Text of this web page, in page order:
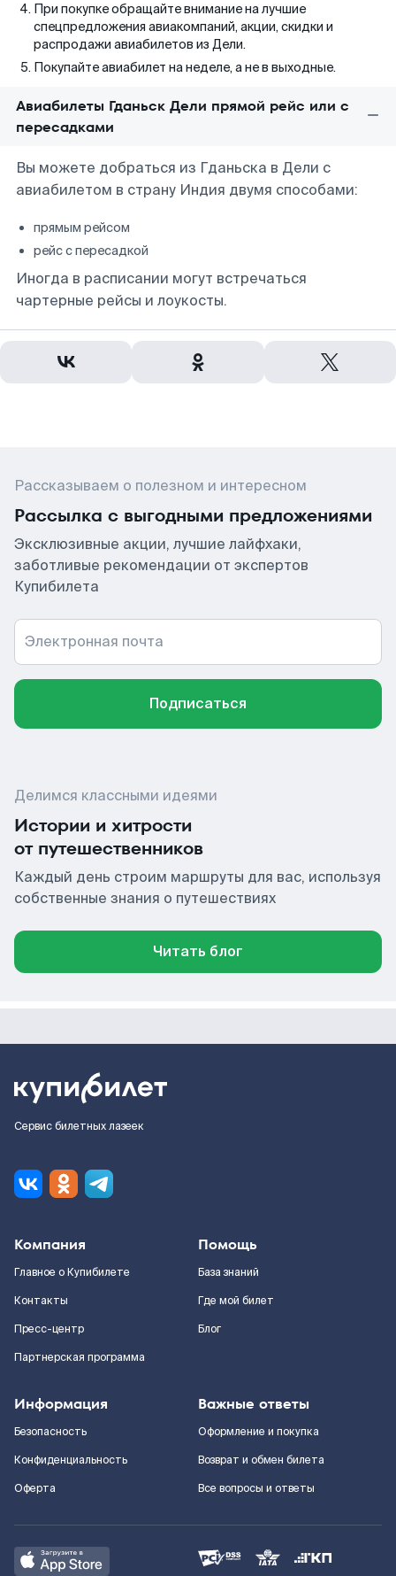
При покупке обращайте внимание на лучшие
спецпредложения авиакомпаний, акции, скидки и
распродажи авиабилетов из Дели.
Покупайте авиабилет на неделе, а не в выходные.
Авиабилеты Гданьск Дели прямой рейс или с
пересадками
Вы можете добраться из Гданьска в Дели с
авиабилетом в страну Индия двумя способами:
прямым рейсом
рейс с пересадкой
Иногда в расписании могут встречаться
чартерные рейсы и лоукосты.
Рассказываем о полезном и интересном
Рассылка с выгодными предложениями
Эксклюзивные акции, лучшие лайфхаки,
заботливые рекомендации от экспертов
Купибилета
Электронная почта
Подписаться
Делимся классными идеями
Истории и хитрости
от путешественников
Каждый день строим маршруты для вас, используя
собственные знания о путешествиях
Читать блог
Сервис билетных лазеек
Компания
Главное о Купибилете
Контакты
Пресс-центр
Партнерская программа
Помощь
База знаний
Где мой билет
Блог
Информация
Безопасность
Конфиденциальность
Оферта
Важные ответы
Оформление и покупка
Возврат и обмен билета
Все вопросы и ответы